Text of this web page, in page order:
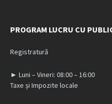
PROGRAM LUCRU CU
Registratură
► Luni – Vineri: 08:00 – 16:00
Taxe și Impozite locale